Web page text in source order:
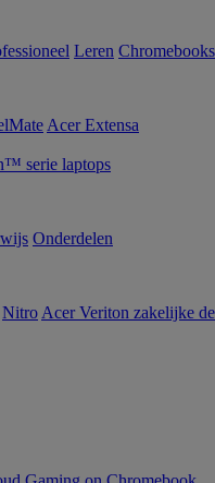
Leren Chromebooks
Acer Extensa
serie laptops
Onderdelen
Nitro Acer Veriton zakelijke